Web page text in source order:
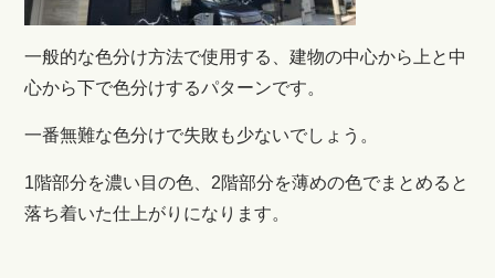
一般的な色分け方法で使用する、建物の中心から上と中
心から下で色分けするパターンです。
一番無難な色分けで失敗も少ないでしょう。
1階部分を濃い目の色、2階部分を薄めの色でまとめると
落ち着いた仕上がりになります。